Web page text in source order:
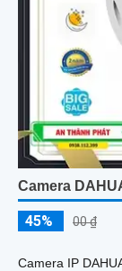
Camera
45% 00 ₫
Camera IP